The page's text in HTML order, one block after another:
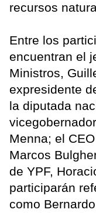
recursos
Entre los
encuentran el
Ministros,
expresidente
la diputada
Menna; el
Marcos
de YPF,
participarán
como